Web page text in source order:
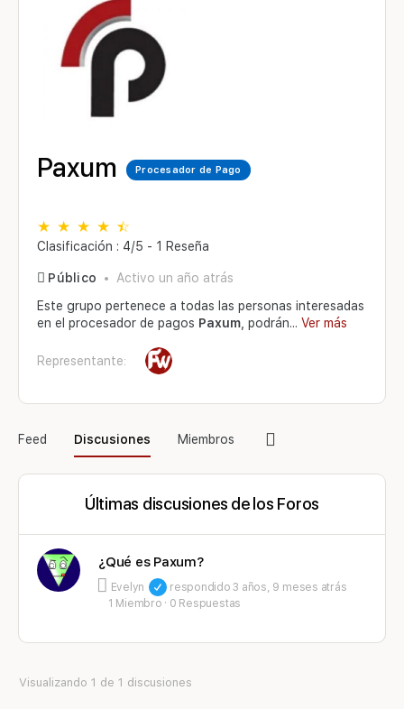
Paxum Procesador de Pago
Clasificación : 4/5 - 1 Reseña
Público
Activo un año atrás
Este grupo pertenece a todas las personas interesadas
en el procesador de pagos Paxum , podrán... Ver más
Representante:
Feed Discusiones Miembros
menú
Últimas discusiones de los Foros
¿Qué es Paxum?
Evelyn respondido3 años, 9 meses atrás
1 Miembro · 0 Respuestas
Visualizando 1 de 1 discusiones